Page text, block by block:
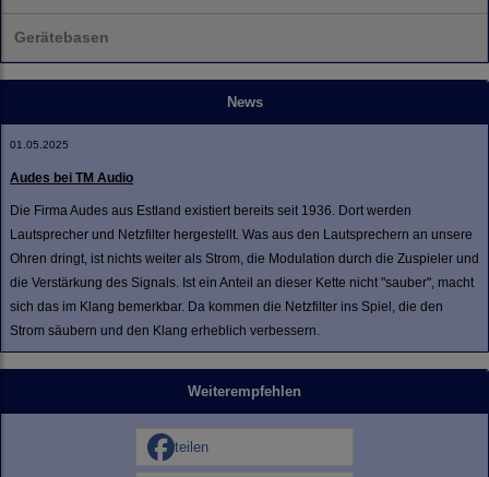
Gerätebasen
News
01.05.2025
Audes bei TM Audio
Die Firma Audes aus Estland existiert bereits seit 1936. Dort werden
Lautsprecher und Netzfilter hergestellt. Was aus den Lautsprechern an unsere
Ohren dringt, ist nichts weiter als Strom, die Modulation durch die Zuspieler und
die Verstärkung des Signals. Ist ein Anteil an dieser Kette nicht "sauber", macht
sich das im Klang bemerkbar. Da kommen die Netzfilter ins Spiel, die den
Strom säubern und den Klang erheblich verbessern.
Weiterempfehlen
teilen